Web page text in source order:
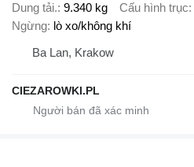
Dung tải. 9.340 kg Cấu hình trục
Ngừng lò xo/không khí
Ba Lan, Krakow
CIEZAROWKI.PL